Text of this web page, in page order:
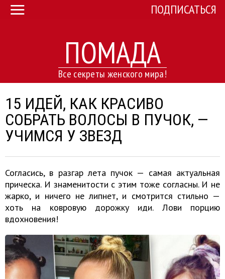
ПОМАДА
Все секреты женского мира!
ПОДПИСАТЬСЯ
15 ИДЕЙ, КАК КРАСИВО
СОБРАТЬ ВОЛОСЫ В ПУЧОК, —
УЧИМСЯ У ЗВЕЗД
Согласись, в разгар лета пучок — самая актуальная
прическа. И знаменитости с этим тоже согласны. И не
жарко, и ничего не липнет, и смотрится стильно —
хоть на ковровую дорожку иди. Лови порцию
вдохновения!